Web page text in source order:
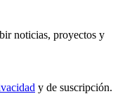
noticias, proyectos y
y de suscripción.